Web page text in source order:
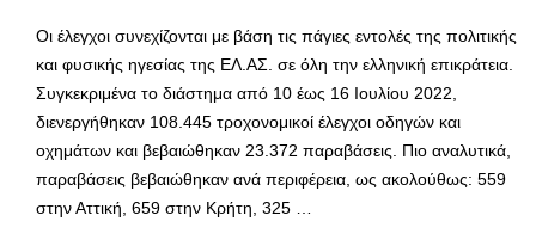
Οι έλεγχοι συνεχίζονται με βάση τις πάγιες εντολές της πολιτικής
και φυσικής ηγεσίας της ΕΛ.ΑΣ. σε όλη την ελληνική επικράτεια.
Συγκεκριμένα το διάστημα από 10 έως 16 Ιουλίου 2022,
διενεργήθηκαν 108.445 τροχονομικοί έλεγχοι οδηγών και
οχημάτων και βεβαιώθηκαν 23.372 παραβάσεις. Πιο αναλυτικά,
παραβάσεις βεβαιώθηκαν ανά περιφέρεια, ως ακολούθως: 559
στην Αττική, 659 στην Κρήτη, 325 …